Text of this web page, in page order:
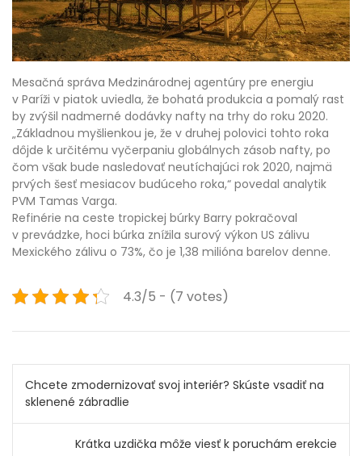
Mesačná správa Medzinárodnej agentúry pre energiu
v Paríži v piatok uviedla, že bohatá produkcia a pomalý rast
by zvýšil nadmerné dodávky nafty na trhy do roku 2020.
„Základnou myšlienkou je, že v druhej polovici tohto roka
dôjde k určitému vyčerpaniu globálnych zásob nafty, po
čom však bude nasledovať neutíchajúci rok 2020, najmä
prvých šesť mesiacov budúceho roka,“ povedal analytik
PVM Tamas Varga.
Refinérie na ceste tropickej búrky Barry pokračoval
v prevádzke, hoci búrka znížila surový výkon US zálivu
Mexického zálivu o 73%, čo je 1,38 milióna barelov denne.
4.3/5 - (7 votes)
Navigace
pro
příspěvek
Chcete zmodernizovať svoj interiér? Skúste vsadiť na
sklenené zábradlie
Krátka uzdička môže viesť k poruchám erekcie